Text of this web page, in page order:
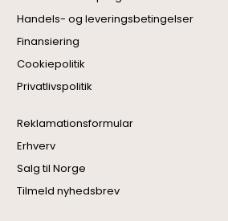
Handels- og leveringsbetingelser
Finansiering
Cookiepolitik
Privatlivspolitik
Reklamationsformular
Erhverv
Salg til Norge
Tilmeld nyhedsbrev